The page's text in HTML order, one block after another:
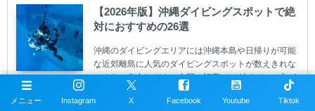
ダイビングが台無しになり後悔することになってしま
うかもしれません。 又、スキューバダイビングは事故
のリスクがあるスポーツでもあります。もしかしたら
危険な思いをしてしまうかもしれません。 今回は現地
ダイビング...
【2026年版】沖縄ダイビングスポットで絶
対におすすめの26選
沖縄のダイビングエリアには沖縄本島や日帰りが可能
な近郊離島に人気のダイビングスポットが数えきれな
いぐらい存在します。今回の記事ではダイバーの方が
沖縄でダイビングを楽しむときにおすすめのダイビン
グスポットを紹介します。 当スクールは、沖縄本島で
沖縄ダイビングライセンスでおすすめのスキューバショップ
メニュー Instagram X Facebook Youtube Tiktok